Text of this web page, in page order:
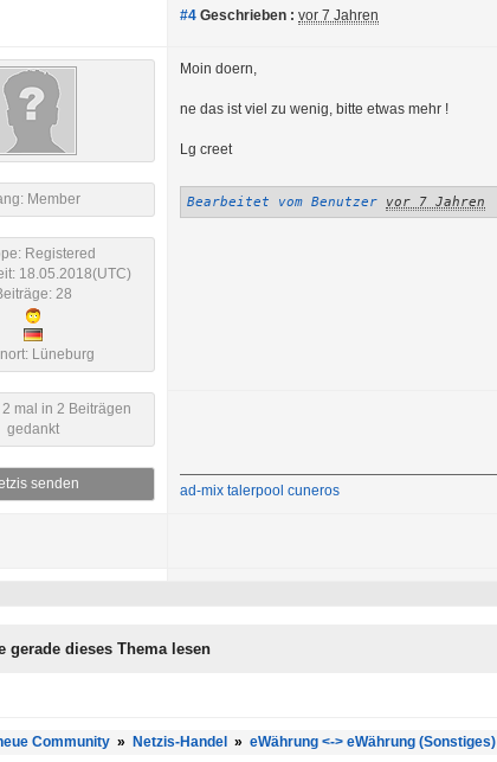
#4 Geschrieben : vor 7 Jahren
Member
Registered
18.05.2018(UTC)
28
Lüneburg
2 mal in 2 Beiträgen
gedankt
senden
Moin doern,
ne das ist viel zu wenig, bitte etwas mehr !
Lg creet
Bearbeitet vom Benutzer vor 7 Jahren
ad-mix talerpool cuneros
gerade dieses Thema lesen
Community » Netzis-Handel » eWährung <-> eWährung (Sonstiges)